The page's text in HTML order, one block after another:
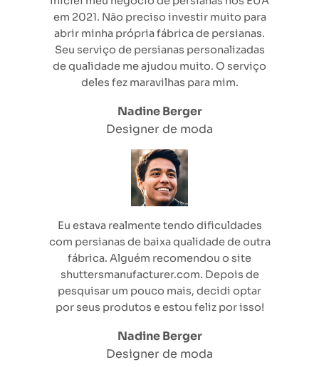
em 2021. Não preciso investir muito para
abrir minha própria fábrica de persianas.
Seu serviço de persianas personalizadas
de qualidade me ajudou muito. O serviço
deles fez maravilhas para mim.
Nadine Berger
Designer de moda
Eu estava realmente tendo dificuldades
com persianas de baixa qualidade de outra
fábrica. Alguém recomendou o site
shuttersmanufacturer.com. Depois de
pesquisar um pouco mais, decidi optar
por seus produtos e estou feliz por isso!
Nadine Berger
Designer de moda